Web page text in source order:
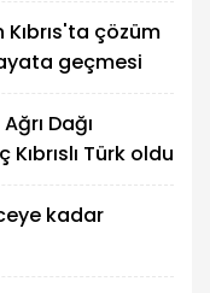
çözüm
geçmesi
Dağı
Türk oldu
kadar